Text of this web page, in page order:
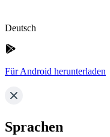
Deutsch
Für Android herunterladen
Sprachen